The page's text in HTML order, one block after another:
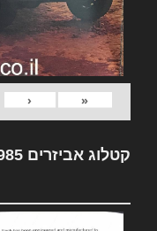
«
‹
קטלוג אביזרים Jeep 1985